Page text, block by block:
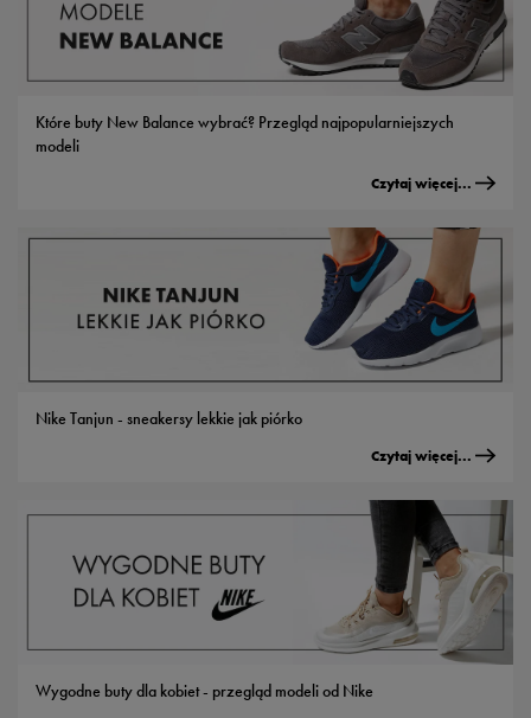
Które buty New Balance wybrać? Przegląd najpopularniejszych
modeli
Czytaj więcej...
Nike Tanjun - sneakersy lekkie jak piórko
Czytaj więcej...
Wygodne buty dla kobiet - przegląd modeli od Nike